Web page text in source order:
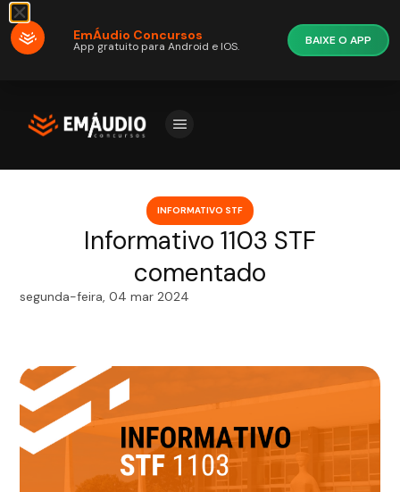
INFORMATIVO STF
Informativo 1103 STF
comentado
segunda-feira, 04 mar 2024
EmÁudio Concursos
App gratuito para Android e IOS. BAIXE O APP